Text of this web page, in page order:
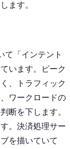
ます。
「インテント
います。ピーク
、トラフィック
ワークロードの
断を下します。
。決済処理サー
を描いていて